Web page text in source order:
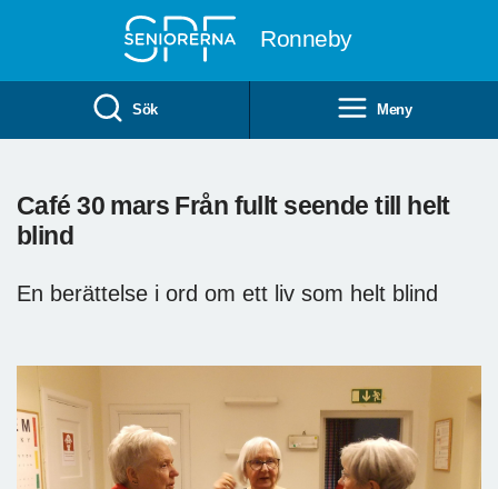
Ronneby
Sök Meny
Café 30 mars Från fullt seende till helt
blind
En berättelse i ord om ett liv som helt blind